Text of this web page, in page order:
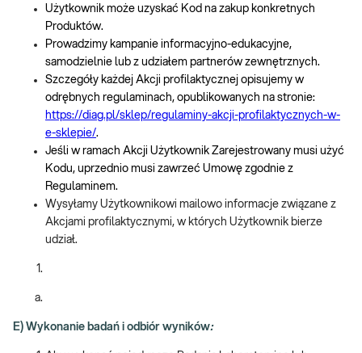
Użytkownik może uzyskać Kod na zakup konkretnych
Produktów.
Prowadzimy kampanie informacyjno-edukacyjne,
samodzielnie lub z udziałem partnerów zewnętrznych.
Szczegóły każdej Akcji profilaktycznej opisujemy w
odrębnych regulaminach, opublikowanych na stronie:
https://diag.pl/sklep/regulaminy-akcji-profilaktycznych-w-
e-sklepie/.
Jeśli w ramach Akcji Użytkownik Zarejestrowany musi użyć
Kodu, uprzednio musi zawrzeć Umowę zgodnie z
Regulaminem.
Wysyłamy Użytkownikowi mailowo informacje związane z
Akcjami profilaktycznymi, w których Użytkownik bierze
udział.
E) Wykonanie badań i odbiór wyników: